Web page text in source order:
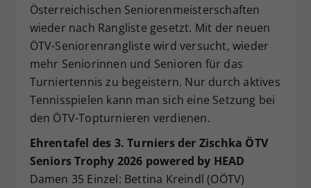
Österreichischen Seniorenmeisterschaften
wieder nach Rangliste gesetzt. Mit der neuen
ÖTV-Seniorenrangliste wird versucht, wieder
mehr Seniorinnen und Senioren für das
Turniertennis zu begeistern. Nur durch aktives
Tennisspielen kann man sich eine Setzung bei
den ÖTV-Topturnieren verdienen.
Ehrentafel des 3. Turniers der Zischka ÖTV
Seniors Trophy 2026 powered by HEAD
Damen 35 Einzel: Bettina Kreindl (OÖTV)